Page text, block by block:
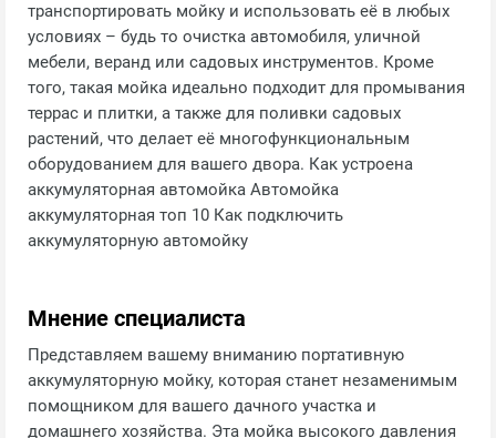
транспортировать мойку и использовать её в любых
условиях – будь то очистка автомобиля, уличной
мебели, веранд или садовых инструментов. Кроме
того, такая мойка идеально подходит для промывания
террас и плитки, а также для поливки садовых
растений, что делает её многофункциональным
оборудованием для вашего двора. Как устроена
аккумуляторная автомойка Автомойка
аккумуляторная топ 10 Как подключить
аккумуляторную автомойку
Мнение специалиста
Представляем вашему вниманию портативную
аккумуляторную мойку, которая станет незаменимым
помощником для вашего дачного участка и
домашнего хозяйства. Эта мойка высокого давления